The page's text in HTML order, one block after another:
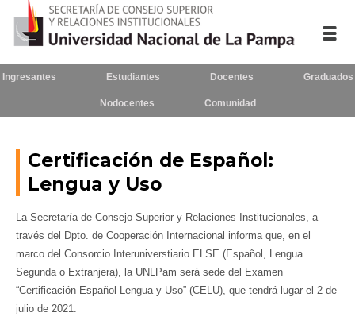
Consejo Superior
Rectorado / Secretarías
Facultades
Contacto
Ingresantes Estudiantes Docentes Graduados
Nodocentes Comunidad
Certificación de Español:
Lengua y Uso
La Secretaría de Consejo Superior y Relaciones Institucionales, a
través del Dpto. de Cooperación Internacional informa que, en el
marco del Consorcio Interuniverstiario ELSE (Español, Lengua
Segunda o Extranjera), la UNLPam será sede del Examen
“Certificación Español Lengua y Uso” (CELU), que tendrá lugar el 2 de
julio de 2021.